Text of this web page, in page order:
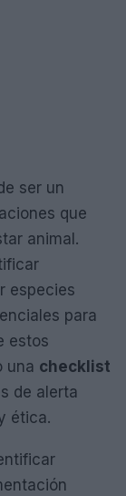
ser un
que
animal.
especies
para
estos
una checklist
de alerta
ética.